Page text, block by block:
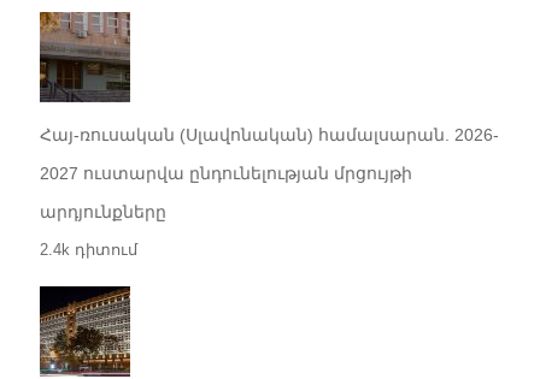
Հայ-ռուսական (Սլավոնական) համալսարան. 2026-
2027 ուստարվա ընդունելության մրցույթի
արդյունքները
2.4k դիտում